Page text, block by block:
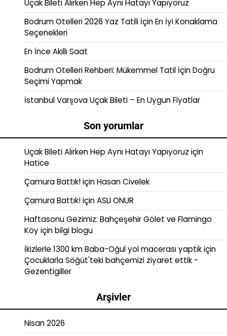
Uçak Bileti Alırken Hep Aynı Hatayı Yapıyoruz
Bodrum Otelleri 2026 Yaz Tatili İçin En İyi Konaklama
Seçenekleri
En İnce Akıllı Saat
Bodrum Otelleri Rehberi: Mükemmel Tatil İçin Doğru
Seçimi Yapmak
İstanbul Varşova Uçak Bileti – En Uygun Fiyatlar
Son yorumlar
Uçak Bileti Alırken Hep Aynı Hatayı Yapıyoruz için
Hatice
Çamura Battık!içinHasan Civelek
Çamura Battık!içinASLI ONUR
Haftasonu Gezimiz: Bahçeşehir Gölet ve Flamingo
Köyiçinbilgi blogu
İkizlerle 1300 km Baba-Oğul yol macerası yaptıkiçin
Çocuklarla Söğüt'teki bahçemizi ziyaret ettik -
Gezentigiller
Arşivler
Nisan 2026